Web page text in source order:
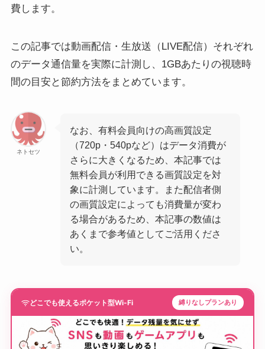
費します。
この記事では動画配信・生放送（LIVE配信）それぞれ
のデータ通信量を実際に計測し、1GBあたりの視聴時
間の目安と節約方法をまとめています。
ネトセツ
なお、有料会員向けの高画質設定
（720p・540pなど）はデータ消費が
さらに大きくなるため、本記事では
無料会員が利用できる画質設定を対
象に計測しています。また配信者側
の画質設定によっても消費量が変わ
る場合があるため、本記事の数値は
あくまで参考値としてご活用くださ
い。
どこでも使えるポケット型Wi-Fi 縛りなしプランあり